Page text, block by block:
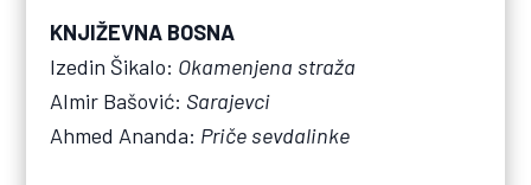
KNJIŽEVNA BOSNA
Izedin Šikalo: Okamenjena straža
Almir Bašović: Sarajevci
Ahmed Ananda: Priče sevdalinke